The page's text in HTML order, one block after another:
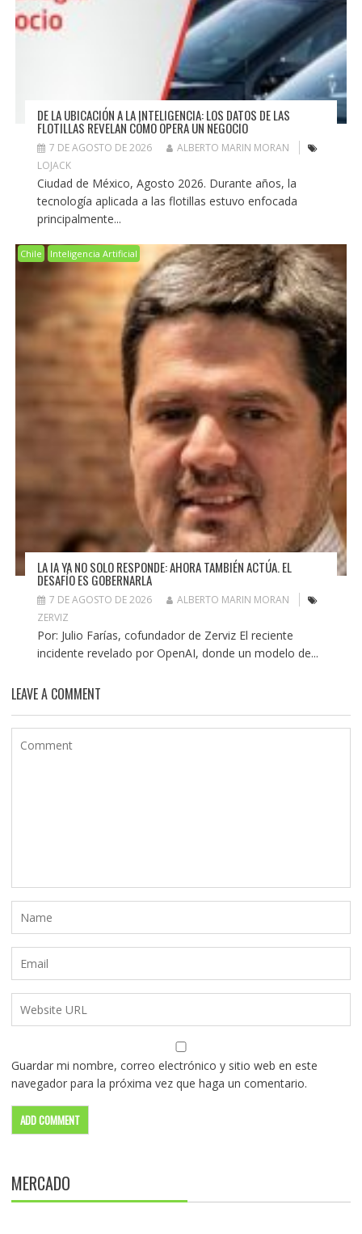
DE LA UBICACIÓN A LA INTELIGENCIA: LOS DATOS DE LAS
FLOTILLAS REVELAN CÓMO OPERA UN NEGOCIO
7 DE AGOSTO DE 2026
ALBERTO MARIN MORAN
LOJACK
Ciudad de México, Agosto 2026. Durante años, la
tecnología aplicada a las flotillas estuvo enfocada
principalmente...
Chile Inteligencia Artificial
LA IA YA NO SOLO RESPONDE: AHORA TAMBIÉN ACTÚA. EL
DESAFÍO ES GOBERNARLA
7 DE AGOSTO DE 2026
ALBERTO MARIN MORAN
ZERVIZ
Por: Julio Farías, cofundador de Zerviz El reciente
incidente revelado por OpenAI, donde un modelo de...
LEAVE A COMMENT
Guardar mi nombre, correo electrónico y sitio web en este
navegador para la próxima vez que haga un comentario.
MERCADO